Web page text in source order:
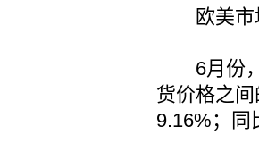
欧美市
6月份，
货价格之
9.16%；同